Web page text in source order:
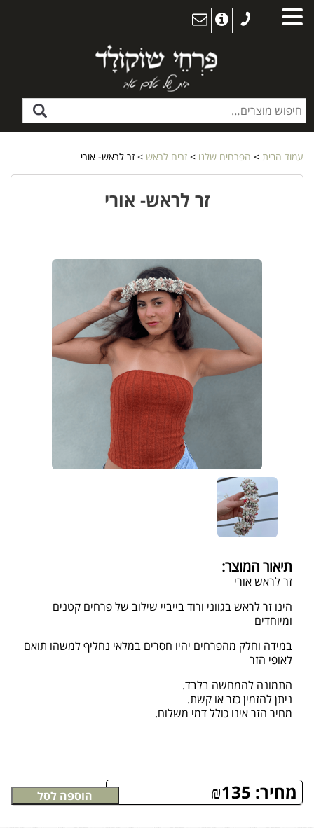
עמוד הבית > הפרחים שלנו > זרים לראש > זר לראש- אורי
זר לראש- אורי
תיאור המוצר:
זר לראש אורי
הינו זר לראש בגווני ורוד בייביי שילוב של פרחים קטנים
ומיוחדים
במידה וחלק מהפרחים יהיו חסרים במלאי נחליף למשהו תואם
לאופי הזר
התמונה להמחשה בלבד.
ניתן להזמין כזר או קשת.
מחיר הזר אינו כולל דמי משלוח.
מחיר: ₪135 הוספה לסל